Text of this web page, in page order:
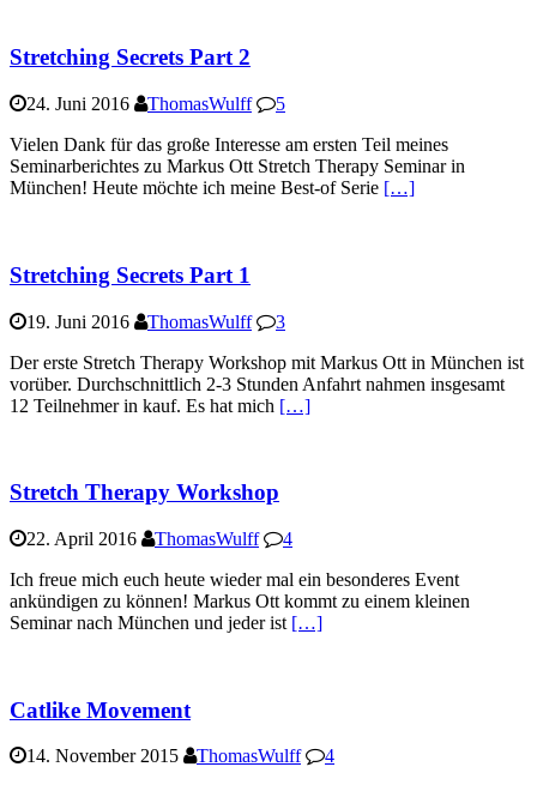
Stretching Secrets Part 2
24. Juni 2016 ThomasWulff
5
Vielen Dank für das große Interesse am ersten Teil meines
Seminarberichtes zu Markus Ott Stretch Therapy Seminar in
München! Heute möchte ich meine Best-of Serie […]
Stretching Secrets Part 1
19. Juni 2016 ThomasWulff
3
Der erste Stretch Therapy Workshop mit Markus Ott in München ist
vorüber. Durchschnittlich 2-3 Stunden Anfahrt nahmen insgesamt
12 Teilnehmer in kauf. Es hat mich […]
Stretch Therapy Workshop
22. April 2016 ThomasWulff
4
Ich freue mich euch heute wieder mal ein besonderes Event
ankündigen zu können! Markus Ott kommt zu einem kleinen
Seminar nach München und jeder ist […]
Catlike Movement
14. November 2015 ThomasWulff
4